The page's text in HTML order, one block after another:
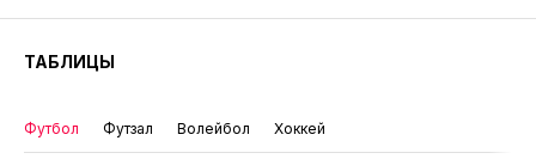
ТАБЛИЦЫ
Футбол Футзал Волейбол Хоккей